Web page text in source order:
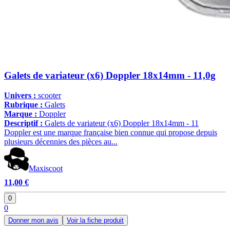
Galets de variateur (x6) Doppler 18x14mm - 11,0g
Univers : scooter
Rubrique : Galets
Marque : Doppler
Descriptif : Galets de variateur (x6) Doppler 18x14mm - 11
Doppler est une marque française bien connue qui propose depuis
plusieurs décennies des pièces au...
Maxiscoot
11,00 €
0
0
Donner mon avis Voir la fiche produit